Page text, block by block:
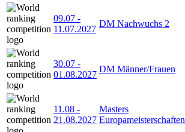
09.07 -
11.07.2027
DM Nachwuchs 2
30.07 -
01.08.2027
DM Männer/Frauen
11.08 -
21.08.2027
Masters
Europameisterschaften